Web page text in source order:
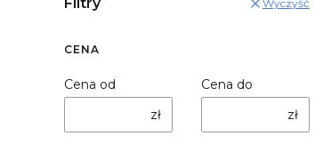
Wyczyść
CENA
Cena od
zł
Cena do
zł